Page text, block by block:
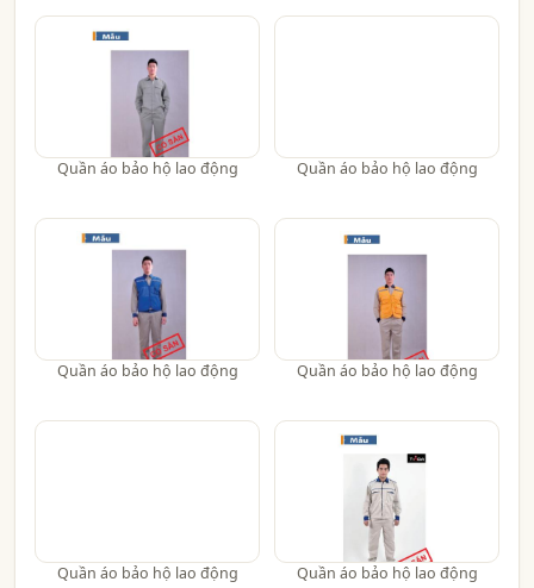
Quần áo bảo hộ lao động Quần áo bảo hộ lao động
Quần áo bảo hộ lao động Quần áo bảo hộ lao động
Quần áo bảo hộ lao động Quần áo bảo hộ lao động